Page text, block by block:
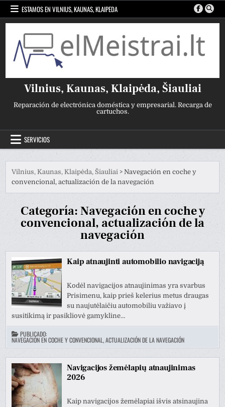
contenido
ESTAMOS EN VILNIUS, KAUNAS, KLAIPEDA
Vilnius, Kaunas, Klaipėda, Šiauliai
Reparación de electrónica doméstica y empresarial. Recarga de
cartuchos.
SERVICIOS
Vilnius, Kaunas, Klaipėda, Šiauliai >Navegación en coche y
convencional, actualización de la navegación
Categoría:Navegación en coche y
convencional, actualización de la
navegación
Kaip atnaujinti automobilio navigaciją
Kodėl navigacijos atnaujinimas yra svarbus
Prisimenu, kaip prieš kelerius metus draugas
su naujutėlaičiu automobiliu važiavo į
susitikimą ir pasikliovė gamykline…
PUBLICADO:
NAVEGACIÓN EN COCHE Y CONVENCIONAL, ACTUALIZACIÓN DE LA NAVEGACIÓN
Navigacijos žemėlapių atnaujinimas
2026
Kaip navigacijos žemėlapiai išvis atsinaujina